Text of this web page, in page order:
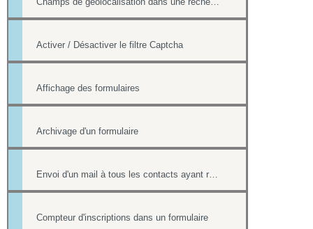
Activer / Désactiver le filtre Captcha
Affichage des formulaires
Archivage d'un formulaire
Compteur d'inscriptions dans un formulaire